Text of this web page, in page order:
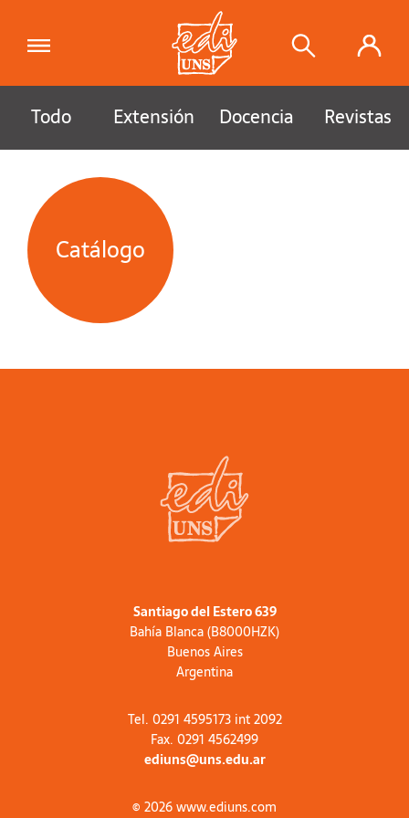
Todo Extensión Docencia Revistas
Catálogo
Santiago del Estero 639
Bahía Blanca (B8000HZK)
Buenos Aires
Argentina
Tel. 0291 4595173 int 2092
Fax. 0291 4562499
ediuns@uns.edu.ar
© 2026 www.ediuns.com